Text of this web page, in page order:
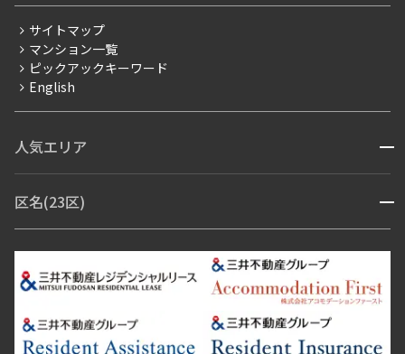
賃料改定
フリーレント
ペット可
ブランドマンション
サイトマップ
マンション一覧
ピックアックキーワード
English
人気エリア 開閉
青山・表参道・原宿
市ヶ谷・神楽坂・飯田橋
三田・芝・浜松町
芝浦・汐留・品川
月島・勝どき・豊洲
本郷・春日・小石川
目白・高田馬場・早稲田
池尻大橋・三軒茶屋
祐天寺・学芸大学・自由が丘
区名(23区) 開閉
江東区 台東区 墨田区
中野区
豊島区
杉並区 板橋区 練馬区 荒川区
足立区
葛飾区
江戸川区